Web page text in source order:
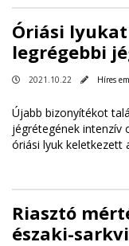
Óriási
legrégebbi
2021.10.22 Híres
Újabb bizonyítékot
jégrétegének intenzív
óriási lyuk keletkezett
Riasztó
északi-